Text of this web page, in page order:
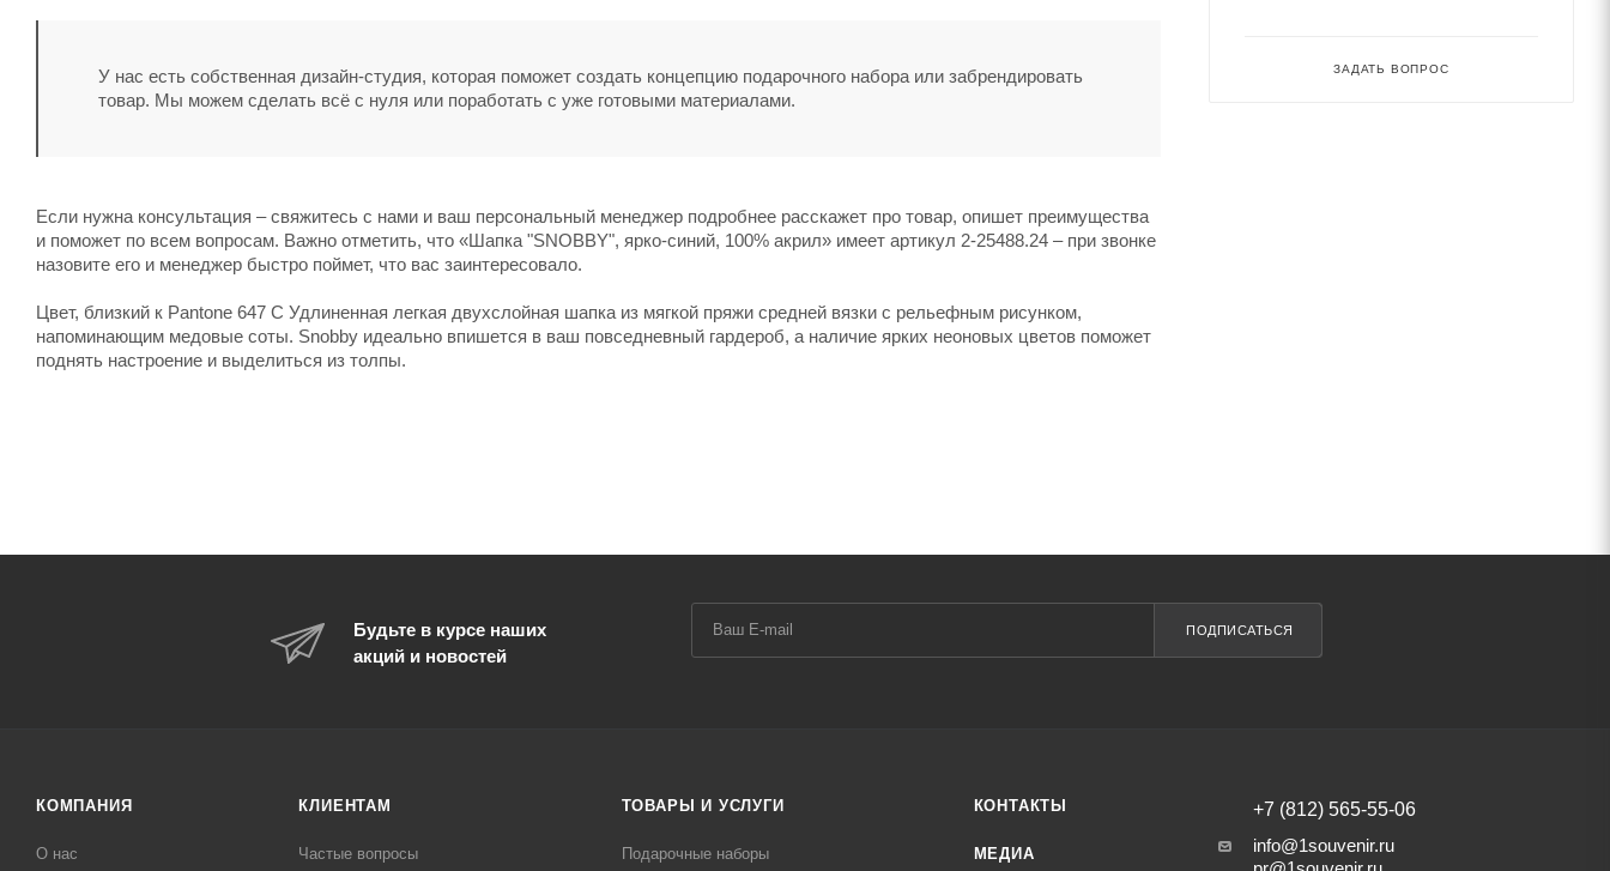
У нас есть собственная дизайн-студия, которая поможет создать концепцию подарочного набора или забрендировать
товар. Мы можем сделать всё с нуля или поработать с уже готовыми материалами.
Если нужна консультация – свяжитесь с нами и ваш персональный менеджер подробнее расскажет про товар, опишет преимущества
и поможет по всем вопросам. Важно отметить, что «Шапка "SNOBBY", ярко-синий, 100% акрил» имеет артикул 2-25488.24 – при звонке
назовите его и менеджер быстро поймет, что вас заинтересовало.
Цвет, близкий к Pantone 647 C Удлиненная легкая двухслойная шапка из мягкой пряжи средней вязки с рельефным рисунком,
напоминающим медовые соты. Snobby идеально впишется в ваш повседневный гардероб, а наличие ярких неоновых цветов поможет
поднять настроение и выделиться из толпы.
ЗАДАТЬ ВОПРОС
Будьте в курсе наших
акций и новостей
ПОДПИСАТЬСЯ
КОМПАНИЯ
О нас
КЛИЕНТАМ
Частые вопросы
ТОВАРЫ И УСЛУГИ
Подарочные наборы
КОНТАКТЫ
МЕДИА
+7 (812) 565-55-06
info@1souvenir.ru